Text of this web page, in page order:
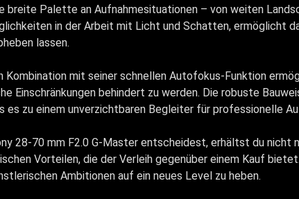
breite Palette an Aufnahmesituationen – von weiten
in der Arbeit mit Licht und Schatten,
lassen.
Kombination mit seiner schnellen Autofokus-Funktion
Einschränkungen behindert zu werden. Die robuste
es zu einem unverzichtbaren Begleiter für professionelle
28-70 mm F2.0 G-Master entscheidest, erhältst du
Vorteilen, die der Verleih gegenüber einem Kauf
Ambitionen auf ein neues Level zu heben.